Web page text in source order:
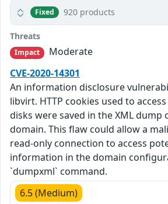
Fixed 920 products
Threats
Impact
Moderate
CVE-2020-14301
An information disclosure
libvirt. HTTP cookies used to
disks were saved in the XML dump
domain. This flaw could allow a
read-only connection to access
information in the domain
`dumpxml` command.
6.5 (Medium)